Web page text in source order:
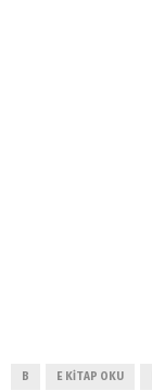
B E KITAP OKU